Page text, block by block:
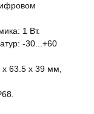
1 Вт.
-30...+60
63.5 x 39 мм,